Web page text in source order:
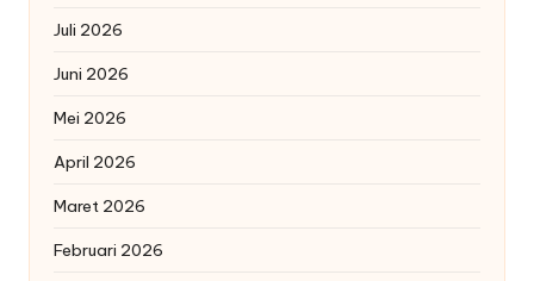
Juli 2026
Juni 2026
Mei 2026
April 2026
Maret 2026
Februari 2026